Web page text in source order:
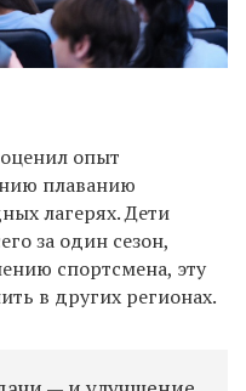
опыт
плаванию
лагерях. Дети
за один сезон,
спортсмена, эту
в других регионах.